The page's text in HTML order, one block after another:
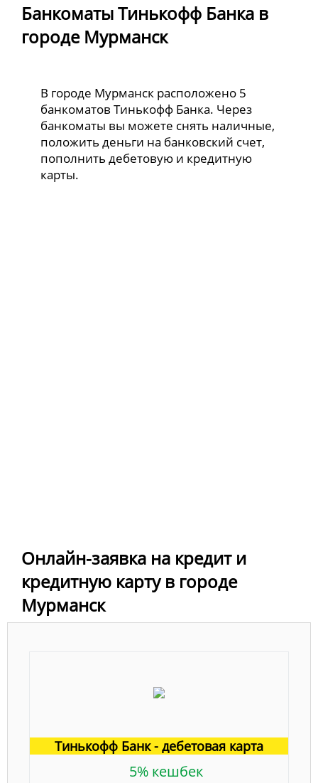
Банкоматы Тинькофф Банка в
городе Мурманск
В городе Мурманск расположено 5
банкоматов Тинькофф Банка. Через
банкоматы вы можете снять наличные,
положить деньги на банковский счет,
пополнить дебетовую и кредитную
карты.
Онлайн-заявка на кредит и
кредитную карту в городе
Мурманск
Тинькофф Банк - дебетовая карта
5% кешбек